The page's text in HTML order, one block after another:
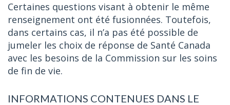
Certaines questions visant à obtenir le même
renseignement ont été fusionnées. Toutefois,
dans certains cas, il n’a pas été possible de
jumeler les choix de réponse de Santé Canada
avec les besoins de la Commission sur les soins
de fin de vie.
INFORMATIONS CONTENUES DANS LE